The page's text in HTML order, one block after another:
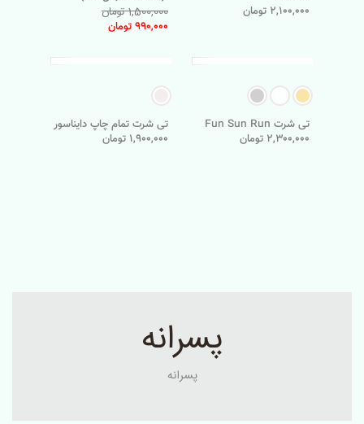
2,100,000 تومان
1,500,000 تومان
990,000 تومان
تی شرت Fun Sun Run
2,300,000 تومان
تی شرت تمام چاپ دایناسور
1,900,000 تومان
پسرانه
پسرانه